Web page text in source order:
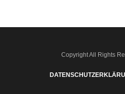
Copyright All Rights